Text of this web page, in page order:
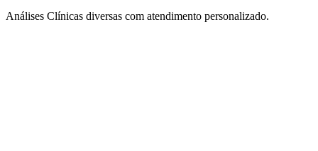
Análises Clínicas diversas com atendimento personalizado.